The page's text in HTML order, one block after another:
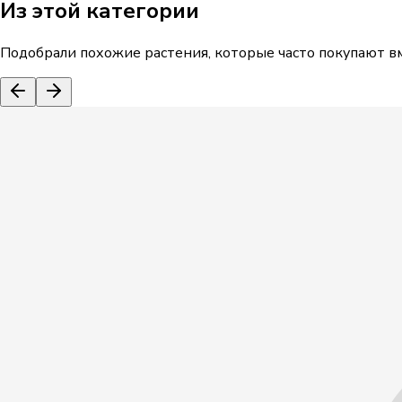
Из этой категории
Подобрали похожие растения, которые часто покупают